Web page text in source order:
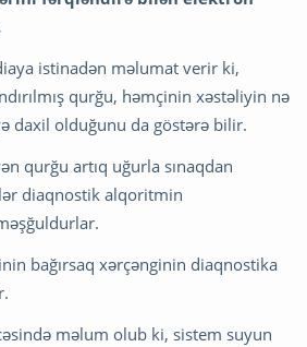
istinadən məlumat verir ki,
qurğu, həmçinin xəstəliyin nə
daxil olduğunu da göstərə bilir.
qurğu artıq uğurla sınaqdan
diaqnostik alqoritmin
bağırsaq xərçənginin diaqnostika
məlum olub ki, sistem suyun